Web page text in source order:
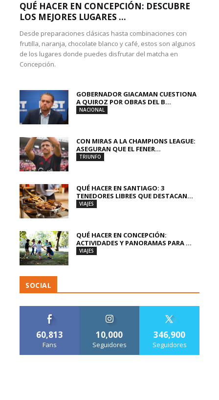
QUÉ HACER EN CONCEPCIÓN: DESCUBRE
LOS MEJORES LUGARES ...
Desde preparaciones clásicas hasta combinaciones con
frutilla, naranja, chocolate blanco y café, estos son algunos
de los lugares donde puedes disfrutar del matcha en
Concepción.
GOBERNADOR GIACAMAN CUESTIONA
A QUIROZ POR OBRAS DEL B...
NACIONAL
CON MIRAS A LA CHAMPIONS LEAGUE:
ASEGURAN QUE EL FENER...
TRIUNFO
QUÉ HACER EN SANTIAGO: 3
TENEDORES LIBRES QUE DESTACAN...
VIAJES
QUÉ HACER EN CONCEPCIÓN:
ACTIVIDADES Y PANORAMAS PARA ...
VIAJES
SOCIAL
60,813
Fans
10,000
Seguidores
346,900
Seguidores